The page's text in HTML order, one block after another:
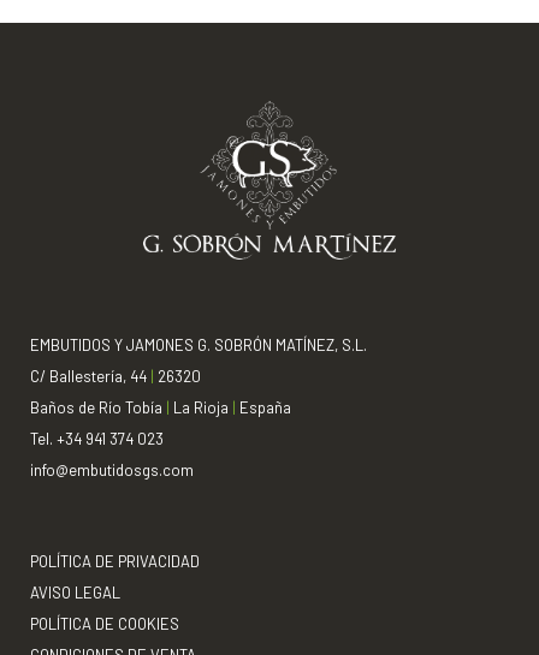
EMBUTIDOS Y JAMONES G. SOBRÓN MATÍNEZ, S.L.
C/ Ballestería, 44 | 26320
Baños de Río Tobía | La Rioja | España
Tel. +34 941 374 023
info@embutidosgs.com
POLÍTICA DE PRIVACIDAD
AVISO LEGAL
POLÍTICA DE COOKIES